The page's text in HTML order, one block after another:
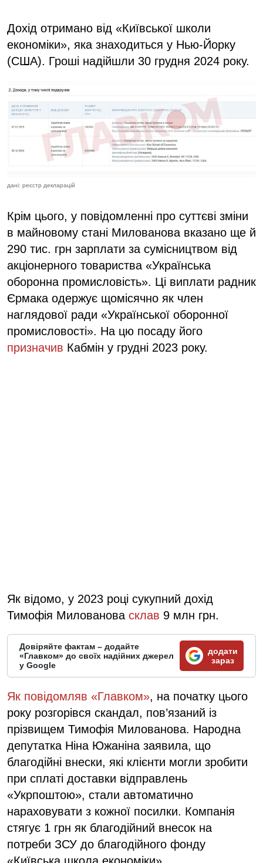
Дохід отримано від «Київської школи
економіки», яка знаходиться у Нью-Йорку
(США). Гроші надійшли 30 грудня 2024 року.
дані: реєстр декларацій
Крім цього, у повідомленні про суттєві зміни
в майновому стані Милованова вказано ще й
290 тис. грн зарплати за сумісництвом від
акціонерного товариства «Українська
оборонна промисловість». Ці виплати радник
Єрмака одержує щомісячно як член
наглядової ради «Української оборонної
промисловості». На цю посаду його
призначив Кабмін у грудні 2023 року.
Як відомо, у 2023 році сукупний дохід
Тимофія Милованова склав 9 млн грн.
Довіряйте фактам – додайте
«Главком» до своїх надійних джерел
у Google
додати
зараз
Як повідомляв «Главком», на початку цього
року розгорівся скандал, пов’язаний із
прізвищем Тимофія Милованова. Народна
депутатка Ніна Южаніна заявила, що
благодійні внески, які клієнти могли зробити
при сплаті доставки відправлень
«Укрпоштою», стали автоматично
нараховувати з кожної посилки. Компанія
стягує 1 грн як благодійний внесок на
потреби ЗСУ до благодійного фонду